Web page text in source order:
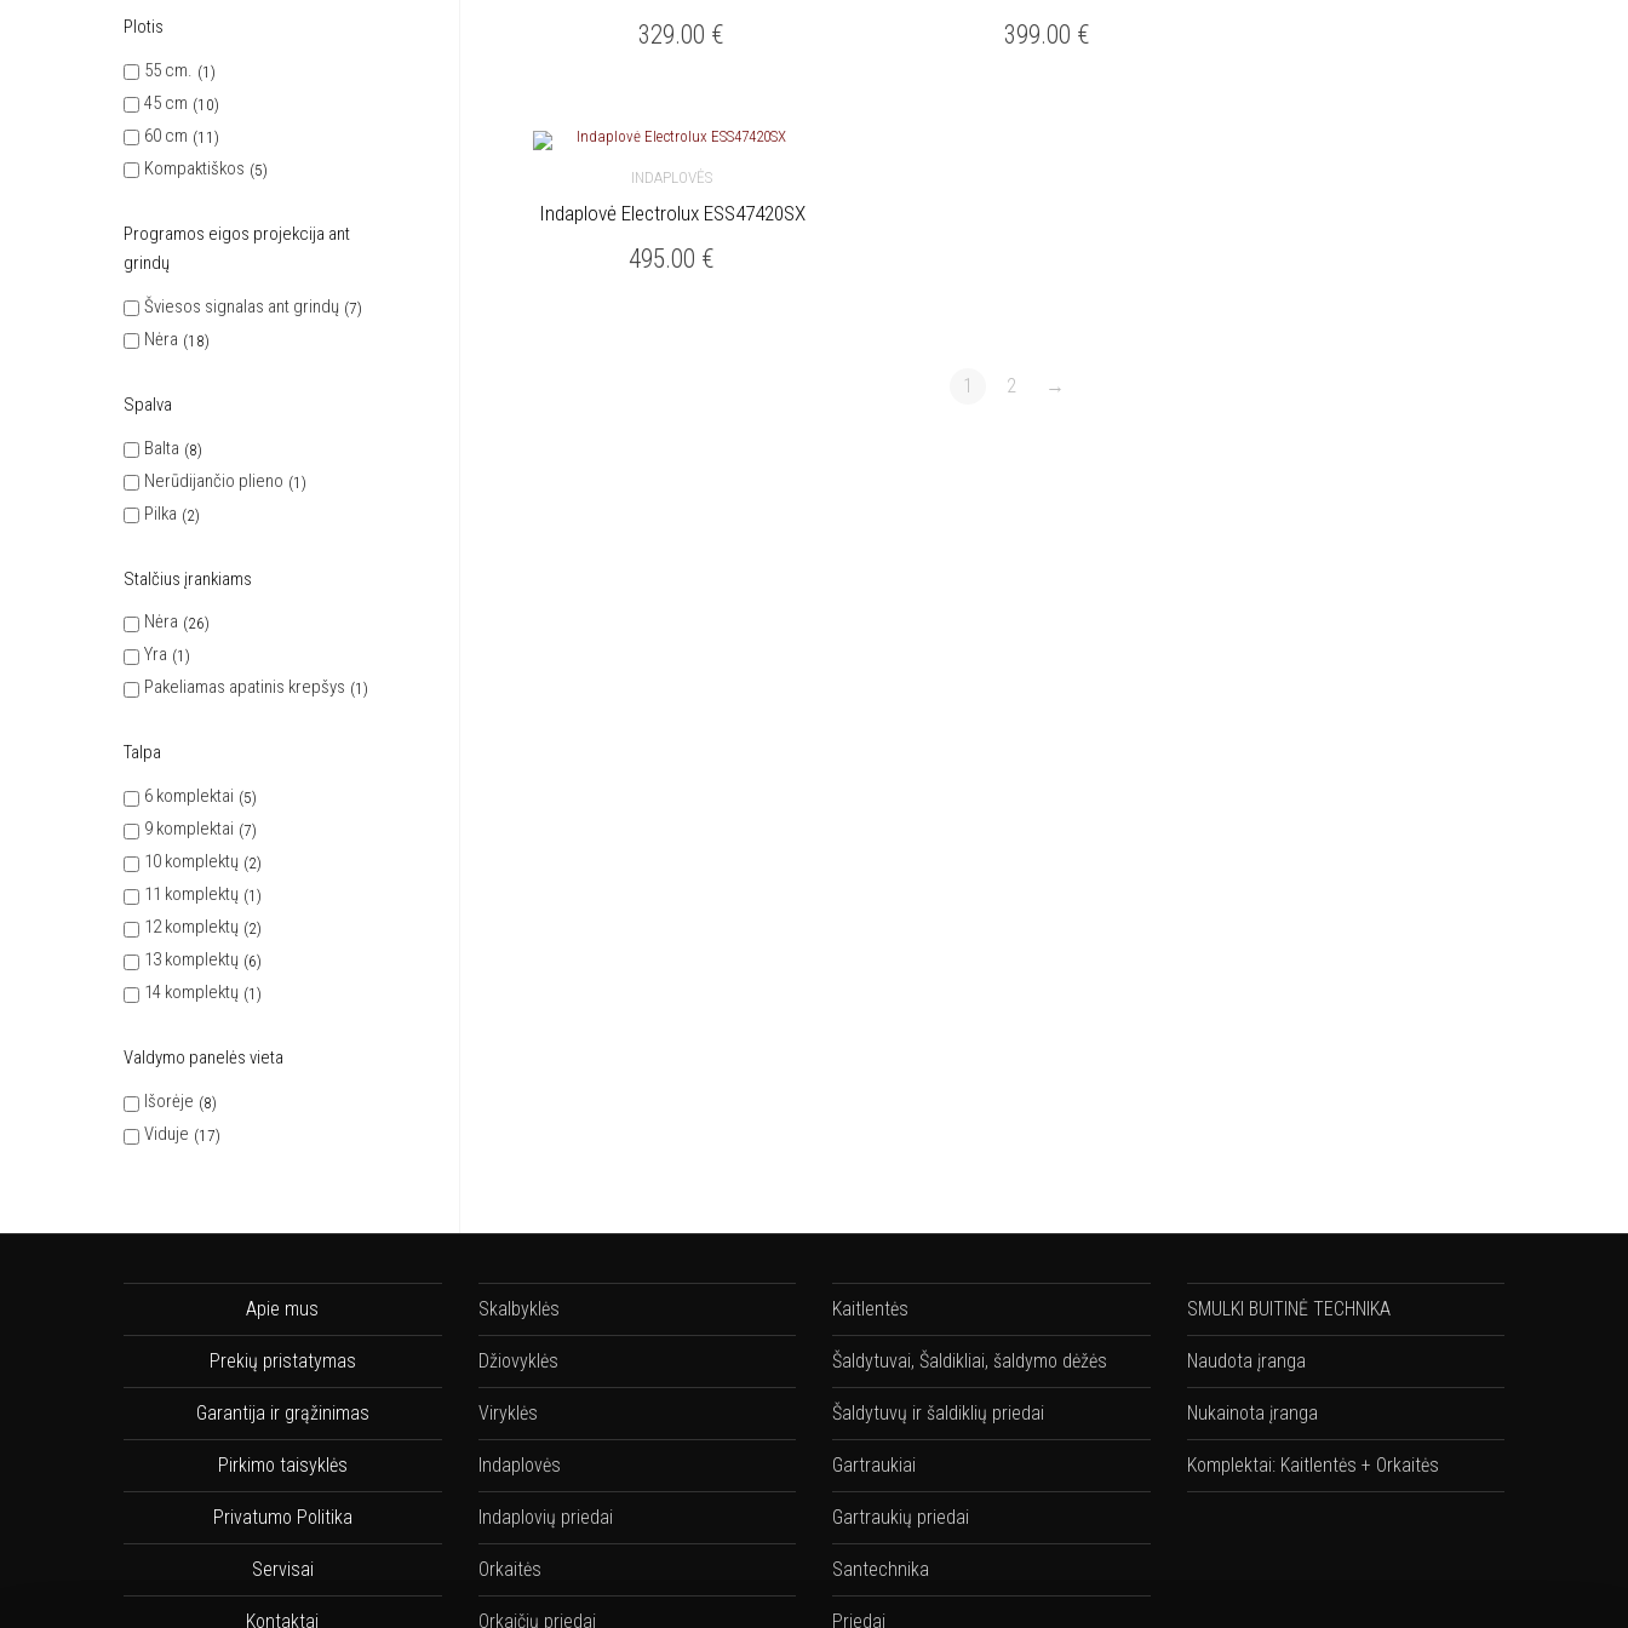
329.00 € 399.00 €
Į KREPŠELĮ
INDAPLOVĖS
Indaplovė Electrolux ESS47420SX
495.00 €
1 2 →
Plotis
55 cm.
1
45 cm 10
60 cm 11
Kompaktiškos 5
Programos eigos projekcija ant
grindų
Šviesos signalas ant grindų 7
Nėra 18
Spalva
Balta
8
Nerūdijančio plieno 1
Pilka 2
Stalčius įrankiams
Nėra
26
Yra 1
Pakeliamas apatinis krepšys 1
Talpa
6 komplektai
5
9 komplektai 7
10 komplektų 2
11 komplektų 1
12 komplektų 2
13 komplektų 6
14 komplektų 1
Valdymo panelės vieta
Išorėje
8
Viduje 17
Apie mus
Prekių pristatymas
Garantija ir grąžinimas
Pirkimo taisyklės
Privatumo Politika
Servisai
Kontaktai
Skalbyklės
Džiovyklės
Viryklės
Indaplovės
Indaplovių priedai
Orkaitės
Orkaičių priedai
Kaitlentės
Šaldytuvai, Šaldikliai, šaldymo dėžės
Šaldytuvų ir šaldiklių priedai
Gartraukiai
Gartraukių priedai
Santechnika
Priedai
SMULKI BUITINĖ TECHNIKA
Naudota įranga
Nukainota įranga
Komplektai: Kaitlentės + Orkaitės